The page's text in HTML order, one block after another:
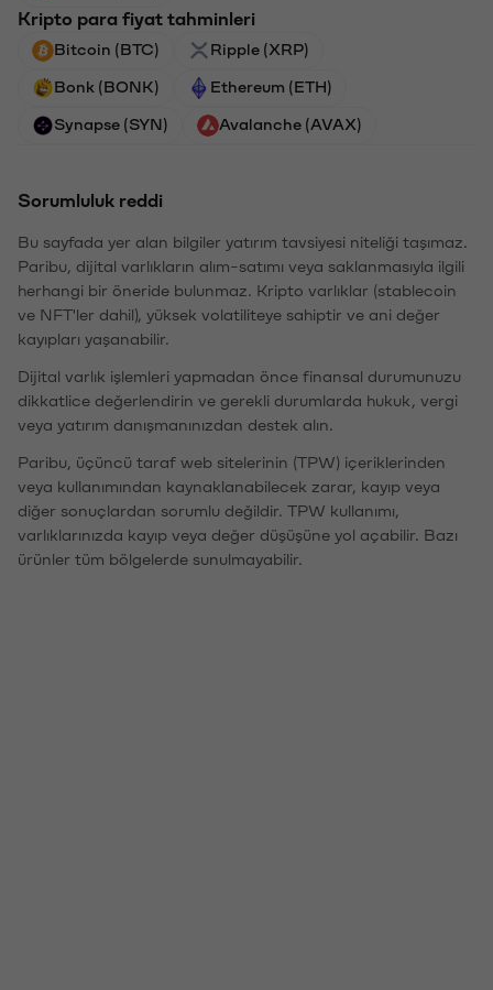
Kripto para fiyat tahminleri
Bitcoin (BTC) Ripple (XRP)
Bonk (BONK) Ethereum (ETH)
Synapse (SYN) Avalanche (AVAX)
Sorumluluk reddi
Bu sayfada yer alan bilgiler yatırım tavsiyesi niteliği taşımaz.
Paribu, dijital varlıkların alım-satımı veya saklanmasıyla ilgili
herhangi bir öneride bulunmaz. Kripto varlıklar (stablecoin
ve NFT'ler dahil), yüksek volatiliteye sahiptir ve ani değer
kayıpları yaşanabilir.
Dijital varlık işlemleri yapmadan önce finansal durumunuzu
dikkatlice değerlendirin ve gerekli durumlarda hukuk, vergi
veya yatırım danışmanınızdan destek alın.
Paribu, üçüncü taraf web sitelerinin (TPW) içeriklerinden
veya kullanımından kaynaklanabilecek zarar, kayıp veya
diğer sonuçlardan sorumlu değildir. TPW kullanımı,
varlıklarınızda kayıp veya değer düşüşüne yol açabilir. Bazı
ürünler tüm bölgelerde sunulmayabilir.